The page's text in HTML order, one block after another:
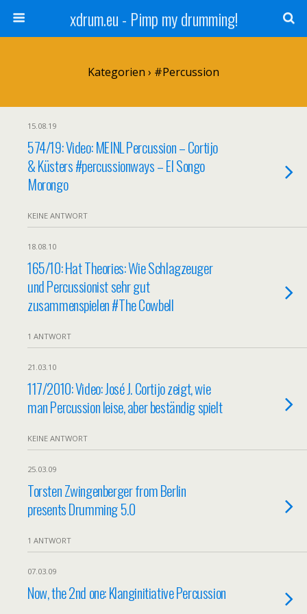
xdrum.eu - Pimp my drumming!
Kategorien › #Percussion
15.08.19
574/19: Video: MEINL Percussion – Cortijo
& Küsters #percussionways – El Songo
Morongo
KEINE ANTWORT
18.08.10
165/10: Hat Theories: Wie Schlagzeuger
und Percussionist sehr gut
zusammenspielen #The Cowbell
1 ANTWORT
21.03.10
117/2010: Video: José J. Cortijo zeigt, wie
man Percussion leise, aber beständig spielt
KEINE ANTWORT
25.03.09
Torsten Zwingenberger from Berlin
presents Drumming 5.0
1 ANTWORT
07.03.09
Now, the 2nd one: Klanginitiative Percussion